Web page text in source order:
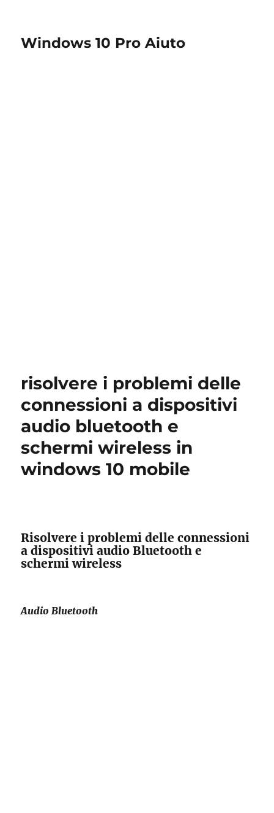
Windows 10 Pro Aiuto
risolvere i problemi delle
connessioni a dispositivi
audio bluetooth e
schermi wireless in
windows 10 mobile
Risolvere i problemi delle connessioni
a dispositivi audio Bluetooth e
schermi wireless
Audio Bluetooth